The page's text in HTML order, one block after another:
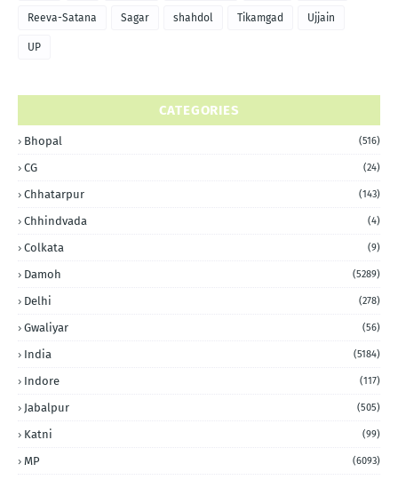
Reeva-Satana Sagar shahdol Tikamgad Ujjain
UP
CATEGORIES
Bhopal (516)
CG (24)
Chhatarpur (143)
Chhindvada (4)
Colkata (9)
Damoh (5289)
Delhi (278)
Gwaliyar (56)
India (5184)
Indore (117)
Jabalpur (505)
Katni (99)
MP (6093)